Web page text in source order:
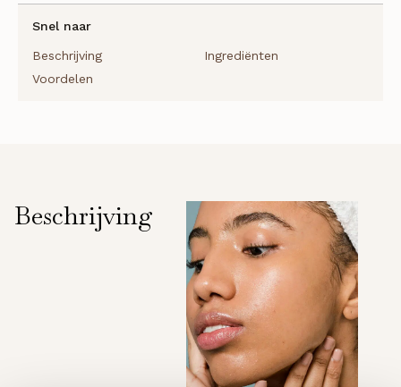
Snel naar
Beschrijving
Ingrediënten
Voordelen
Beschrijving